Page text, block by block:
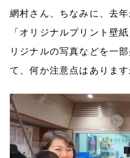
網村さん、ちなみに、去
「オリジナルプリント壁
リジナルの写真などを一
て、何か注意点はあります